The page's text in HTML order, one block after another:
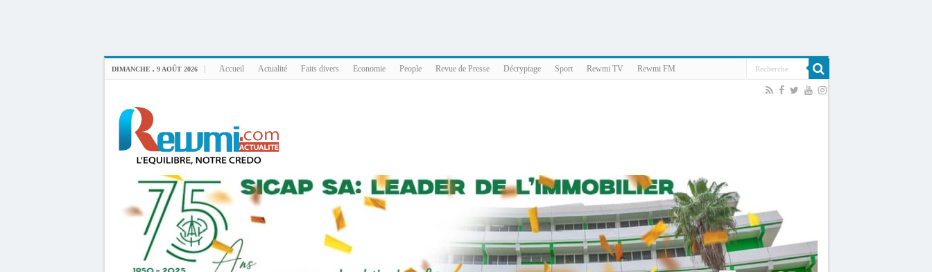
DIMANCHE , 9 AOÛT 2026 Accueil Actualité Faits divers Economie People Revue de Presse Décryptage Sport Rewmi TV Rewmi FM